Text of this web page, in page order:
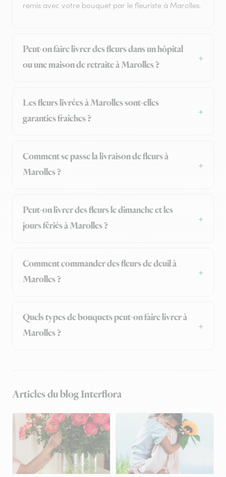
remis avec votre bouquet par le fleuriste à Marolles.
Peut-on faire livrer des fleurs dans un hôpital
ou une maison de retraite à Marolles ?
Les fleurs livrées à Marolles sont-elles
garanties fraîches ?
Comment se passe la livraison de fleurs à
Marolles ?
Peut-on livrer des fleurs le dimanche et les
jours fériés à Marolles ?
Comment commander des fleurs de deuil à
Marolles ?
Quels types de bouquets peut-on faire livrer à
Marolles ?
Articles du blog Interflora